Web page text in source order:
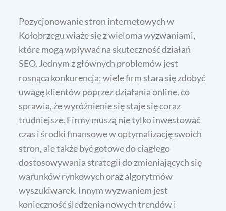
Pozycjonowanie stron internetowych w
Kołobrzegu wiąże się z wieloma wyzwaniami,
które mogą wpływać na skuteczność działań
SEO. Jednym z głównych problemów jest
rosnąca konkurencja; wiele firm stara się zdobyć
uwagę klientów poprzez działania online, co
sprawia, że wyróżnienie się staje się coraz
trudniejsze. Firmy muszą nie tylko inwestować
czas i środki finansowe w optymalizację swoich
stron, ale także być gotowe do ciągłego
dostosowywania strategii do zmieniających się
warunków rynkowych oraz algorytmów
wyszukiwarek. Innym wyzwaniem jest
konieczność śledzenia nowych trendów i